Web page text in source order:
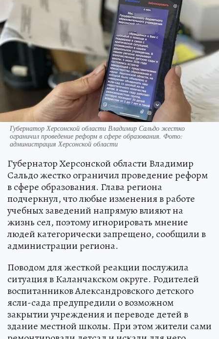
Губернатор Херсонской области Владимир Сальдо жестко
ограничил проведение реформ в сфере образования. Фото:
администрация Херсонской области
Губернатор Херсонской области Владимир
Сальдо жестко ограничил проведение реформ
в сфере образования. Глава региона
подчеркнул, что любые изменения в работе
учебных заведений напрямую влияют на
жизнь сел, поэтому игнорировать мнение
людей категорически запрещено, сообщили в
администрации региона.
Поводом для жесткой реакции послужила
ситуация в Каланчакском округе. Родителей
воспитанников Александровского детского
ясли-сада предупредили о возможном
закрытии учреждения и переводе детей в
здание местной школы. При этом жители сами